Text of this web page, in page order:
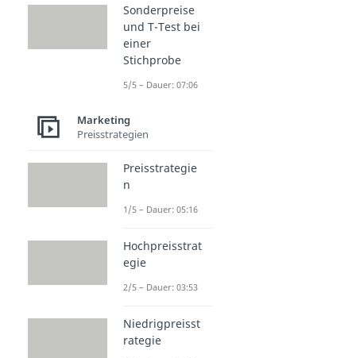
Sonderpreise
und T-Test bei
einer
Stichprobe
5/5 – Dauer: 07:06
Marketing
Preisstrategien
Preisstrategie
n
1/5 – Dauer: 05:16
Hochpreisstrat
egie
2/5 – Dauer: 03:53
Niedrigpreisst
rategie